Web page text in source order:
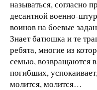
называться, согласно
десантной военно-
воинов на боевые
Знает батюшка и те
ребята, многие из
семью, возвращаются
погибших,
молится, молится…